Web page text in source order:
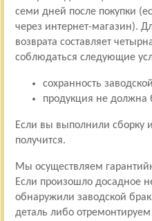
семи дней после покупки
через интернет-магазин).
возврата составляет
соблюдаться следующие
сохранность
продукция не должна
Если вы выполнили сборку
получится.
Мы осуществляем
Если произошло досадное
обнаружили заводской
деталь либо